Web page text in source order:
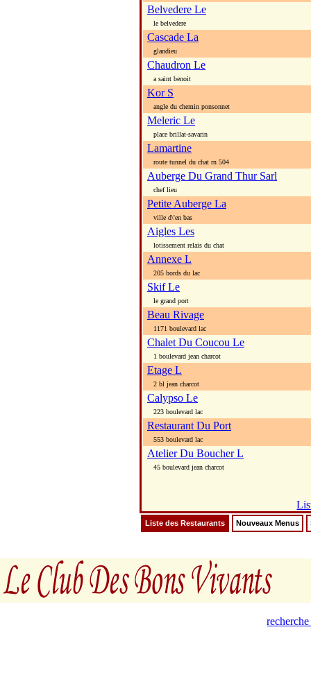
Belvedere Le
le belvedere
Cascade La
glandieu
Chaudron Le
a saint benoit
Kor S
angle du chemin ponsonnet
Meleric Le
place brillat-savarin
Lamartine
route tunnel du chat rn 504
Auberge Du Grand Thur Sarl
chef lieu
Petite Auberge La
ville d\'en bas
Aigles Les
lotissement relais du chat
Annexe L
205 bords du lac
Skif Le
le grand port
Beau Rivage
1171 boulevard lac
Chalet Du Coucou Le
1 boulevard jean charcot
Etage L
2 bl jean charcot
Calypso Le
223 boulevard lac
Restaurant Du Port
553 boulevard lac
Atelier Du Boucher L
45 boulevard jean charcot
Liste des Restaurants Nouveaux Menus